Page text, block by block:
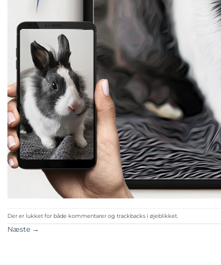
Der er lukket for både kommentarer og trackbacks i øjeblikket.
Næste →